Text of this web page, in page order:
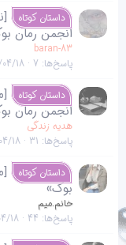
داستان کوتاه
انجمن رمان
baran-83
پاسخ‌ها 7
18
داستان کوتاه
انجمن رمان
هدیه زندگی
پاسخ‌ها 31
18
داستان کوتاه
بوک»
خانم.میم
پاسخ‌ها 44
18